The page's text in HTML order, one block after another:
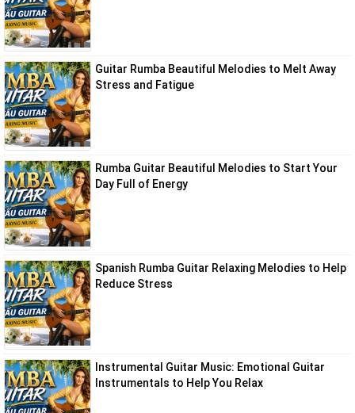
Guitar Rumba Beautiful Melodies to Melt Away
Stress and Fatigue
Rumba Guitar Beautiful Melodies to Start Your
Day Full of Energy
Spanish Rumba Guitar Relaxing Melodies to Help
Reduce Stress
Instrumental Guitar Music: Emotional Guitar
Instrumentals to Help You Relax